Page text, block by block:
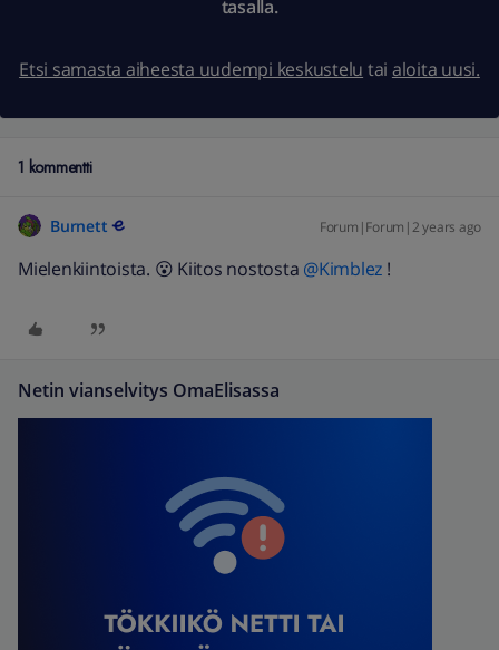
tasalla.
Etsi samasta aiheesta uudempi keskustelu tai aloita uusi.
1 kommentti
Burnett Forum|Forum|2 years ago
Mielenkiintoista. 😮 Kiitos nostosta @Kimblez !
Netin vianselvitys OmaElisassa